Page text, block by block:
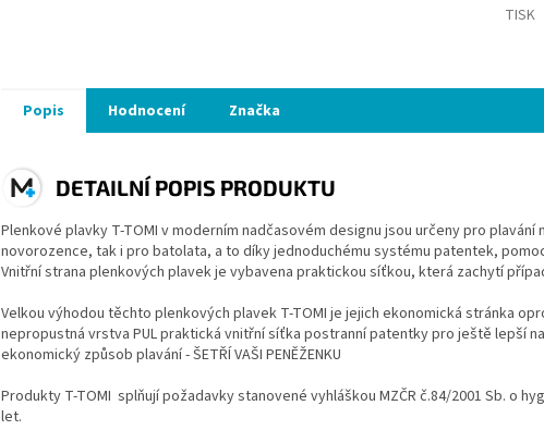
TISK
Popis Hodnocení Značka
DETAILNÍ POPIS PRODUKTU
Plenkové plavky T-TOMI v moderním nadčasovém designu jsou určeny pro
novorozence, tak i pro batolata, a to díky jednoduchému systému patentek,
Vnitřní strana plenkových plavek je vybavena praktickou síťkou, která zachytí
Velkou výhodou těchto plenkových plavek T-TOMI je jejich ekonomická stránka
nepropustná vrstva PUL praktická vnitřní síťka postranní patentky pro ještě lepší
ekonomický způsob plavání - ŠETŘÍ VAŠI PENĚŽENKU
Produkty T-TOMI splňují požadavky stanovené vyhláškou MZČR č.84/2001 Sb. o
let.